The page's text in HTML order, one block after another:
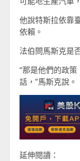
他說特斯拉依靠
依賴。
法伯問馬斯克是
“那是他們的政
話，”馬斯克說。
延伸閱讀：